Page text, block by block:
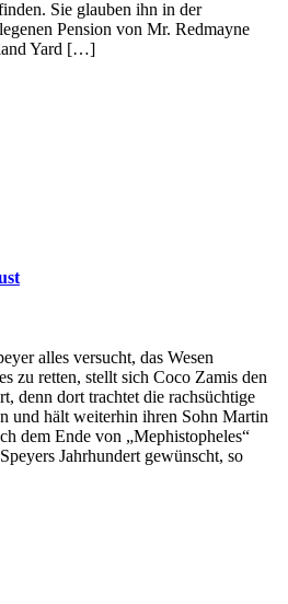
Sie glauben ihn in der
Pension von Mr. Redmayne
Yard […]
alles versucht, das Wesen
zu retten, stellt sich Coco Zamis den
denn dort trachtet die rachsüchtige
und hält weiterhin ihren Sohn Martin
dem Ende von „Mephistopheles“
Jahrhundert gewünscht, so